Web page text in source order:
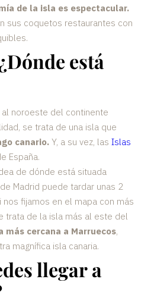
de la isla es espectacular.
sus coquetos restaurantes con
está
noroeste del continente
se trata de una isla que
canario. Y, a su vez, las Islas
España.
de dónde está situada
Madrid puede tardar unas 2
nos fijamos en el mapa con más
trata de la isla más al este del
más cercana a Marruecos,
magnífica isla canaria.
llegar a